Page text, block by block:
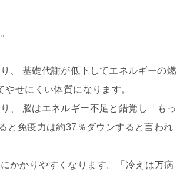
、 基礎代謝が低下してエネルギーの燃
せにくい体質になります。
、 脳はエネルギー不足と錯覚し「もっ
と免疫力は約37％ダウンすると言われ
かかりやすくなります。「冷えは万病